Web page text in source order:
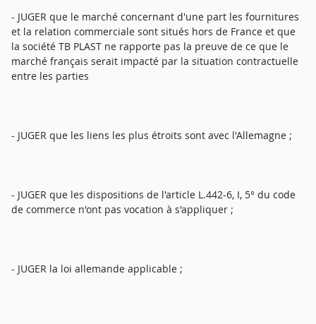
- JUGER que le marché concernant d'une part les fournitures
et la relation commerciale sont situés hors de France et que
la société TB PLAST ne rapporte pas la preuve de ce que le
marché français serait impacté par la situation contractuelle
entre les parties
- JUGER que les liens les plus étroits sont avec l'Allemagne ;
- JUGER que les dispositions de l'article L.442-6, I, 5° du code
de commerce n'ont pas vocation à s'appliquer ;
- JUGER la loi allemande applicable ;